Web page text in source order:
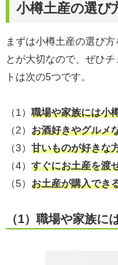
小樽土産の選び
まずは小樽土産の選び
とが大切なので、ぜひ
トは次の5つです。
（1） 職場や家族には小
（2） お酒好きやグルメ
（3） 甘いものが好きな
（4） すぐにお土産を渡
（5） お土産が購入でき
（1）職場や家族に